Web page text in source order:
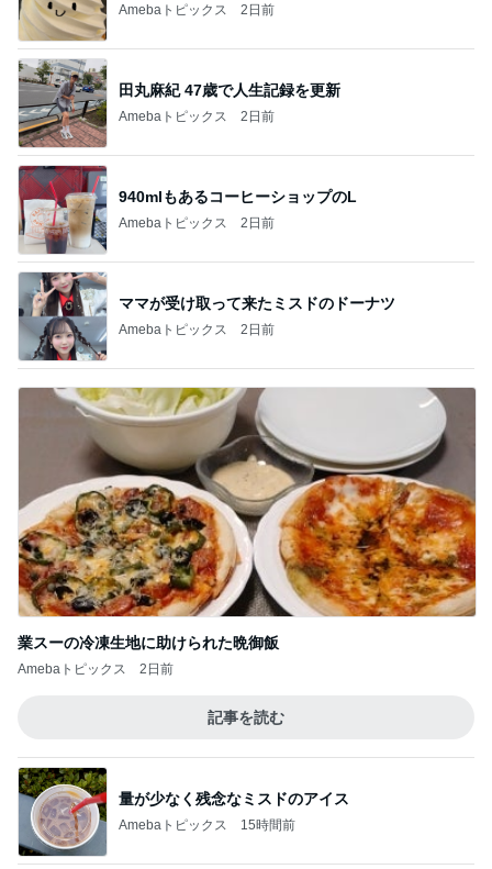
Amebaトピックス 2日前
田丸麻紀 47歳で人生記録を更新
Amebaトピックス 2日前
940mlもあるコーヒーショップのL
Amebaトピックス 2日前
ママが受け取って来たミスドのドーナツ
Amebaトピックス 2日前
業スーの冷凍生地に助けられた晩御飯
Amebaトピックス 2日前
記事を読む
量が少なく残念なミスドのアイス
Amebaトピックス 15時間前